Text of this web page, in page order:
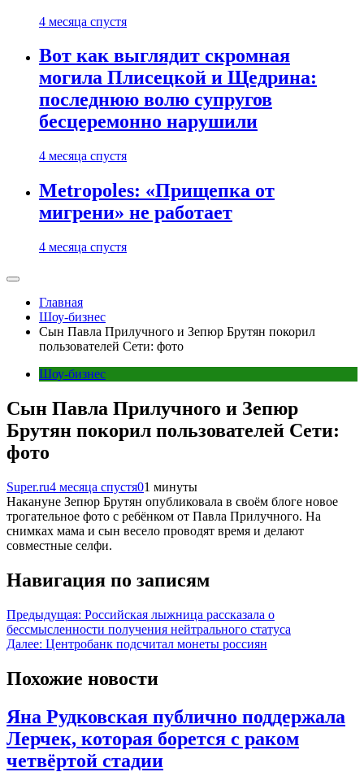
4 месяца спустя
Вот как выглядит скромная
могила Плисецкой и Щедрина:
последнюю волю супругов
бесцеремонно нарушили
4 месяца спустя
Metropoles: «Прищепка от
мигрени» не работает
4 месяца спустя
Главная
Шоу-бизнес
Сын Павла Прилучного и Зепюр Брутян покорил
пользователей Сети: фото
Шоу-бизнес
Сын Павла Прилучного и Зепюр
Брутян покорил пользователей Сети:
фото
Super.ru4 месяца спустя01 минуты
Накануне Зепюр Брутян опубликовала в своём блоге новое
трогательное фото с ребёнком от Павла Прилучного. На
снимках мама и сын весело проводят время и делают
совместные селфи.
Навигация по записям
Предыдущая: Российская лыжница рассказала о
бессмысленности получения нейтрального статуса
Далее: Центробанк подсчитал монеты россиян
Похожие новости
Яна Рудковская публично поддержала
Лерчек, которая борется с раком
четвёртой стадии